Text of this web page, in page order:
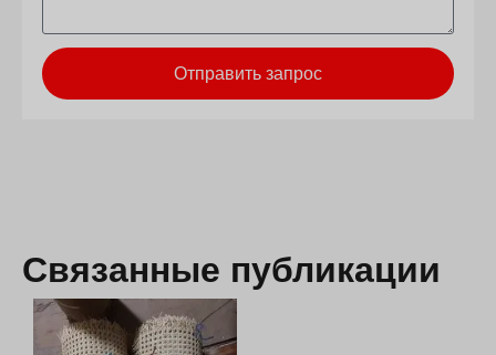
Отправить запрос
Связанные публикации